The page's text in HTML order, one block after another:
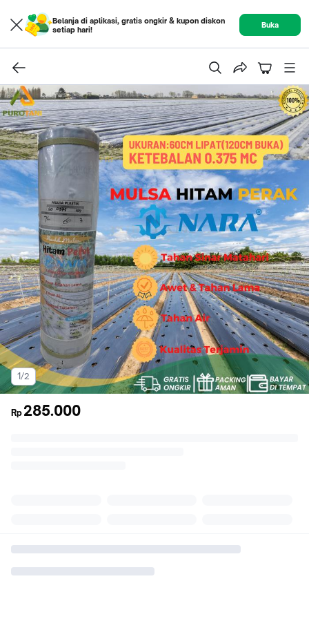
Belanja di aplikasi, gratis ongkir & kupon diskon
setiap hari!
Buka
1/2
Rp 285.000